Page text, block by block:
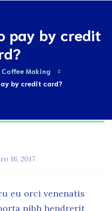
pay by credit
Coffee Making
by credit card?
16, 2017
eu orci venenatis
nibh hendrerit